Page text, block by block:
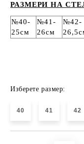
РАЗМЕРИ НА
№40-
25см
№41-
26см
№42-
Изберете размер:
40 41 42